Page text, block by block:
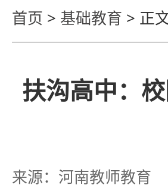
首页 > 基础教育 > 正
扶沟高中：
来源：河南教师教育